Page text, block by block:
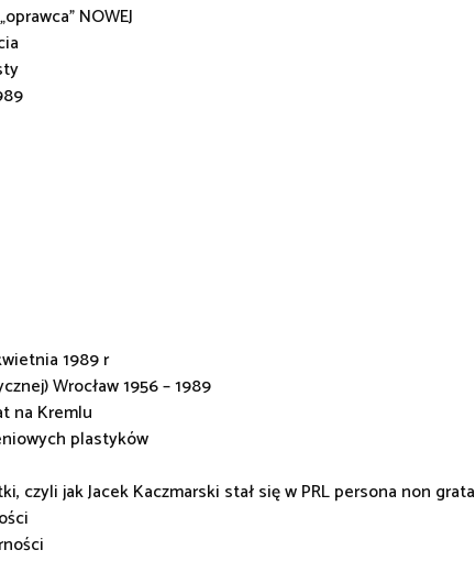
NOWEJ
1989 r
Wrocław 1956 – 1989
na Kremlu
plastyków
czyli jak Jacek Kaczmarski stał się w PRL persona non grata